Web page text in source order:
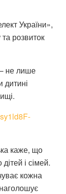
України»,
розвиток
не лише
дитині
каже, що
і сімей.
кожна